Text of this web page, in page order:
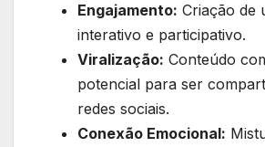
Engajamento: Criação de
interativo e participativo.
Viralização: Conteúdo
potencial para ser
redes sociais.
Conexão Emocional: